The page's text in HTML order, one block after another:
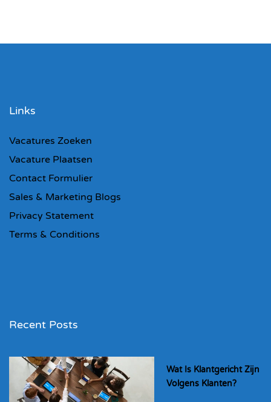
Links
Vacatures Zoeken
Vacature Plaatsen
Contact Formulier
Sales & Marketing Blogs
Privacy Statement
Terms & Conditions
Recent Posts
Wat Is Klantgericht Zijn
Volgens Klanten?